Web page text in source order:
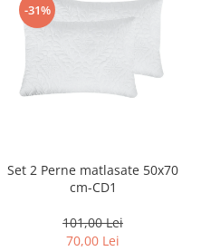
-31%
Set 2 Perne matlasate 50x70
cm-CD1
101,00 Lei
70,00 Lei